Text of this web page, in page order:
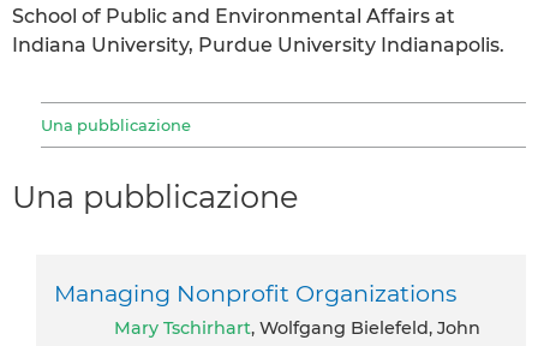
School of Public and Environmental Affairs at
Indiana University, Purdue University Indianapolis.
Una pubblicazione
Una pubblicazione
Managing Nonprofit Organizations
Mary Tschirhart, Wolfgang Bielefeld, John